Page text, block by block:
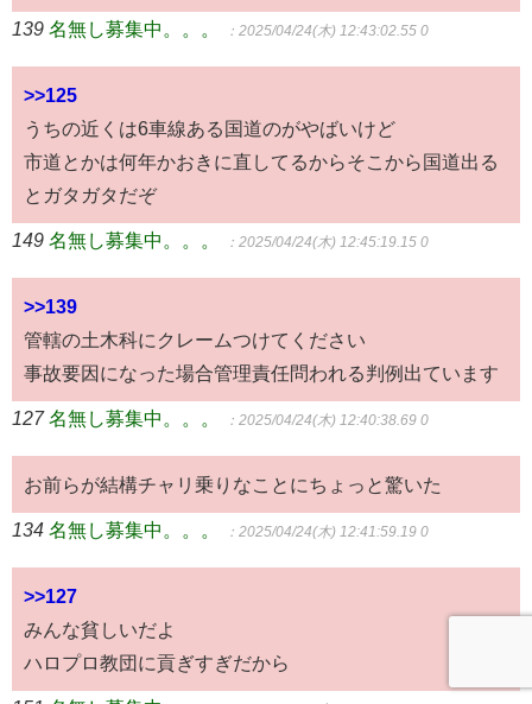
139 名無し募集中。。。 ：2025/04/24(木) 12:43:02.55 0
>>125
うちの近くは6車線ある国道のがやばいけど
市道とかは何年かおきに直してるからそこから国道出る
とガタガタだぞ
149 名無し募集中。。。 ：2025/04/24(木) 12:45:19.15 0
>>139
管轄の土木科にクレームつけてください
事故要因になった場合管理責任問われる判例出ています
127 名無し募集中。。。 ：2025/04/24(木) 12:40:38.69 0
お前らが結構チャリ乗りなことにちょっと驚いた
134 名無し募集中。。。 ：2025/04/24(木) 12:41:59.19 0
>>127
みんな貧しいだよ
ハロプロ教団に貢ぎすぎだから